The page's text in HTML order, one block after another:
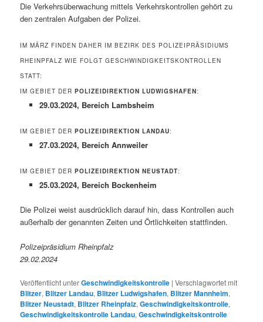
Die Verkehrsüberwachung mittels Verkehrskontrollen gehört zu
den zentralen Aufgaben der Polizei.
IM MÄRZ FINDEN DAHER IM BEZIRK DES POLIZEIPRÄSIDIUMS
RHEINPFALZ WIE FOLGT GESCHWINDIGKEITSKONTROLLEN
STATT:
IM GEBIET DERPOLIZEIDIREKTION LUDWIGSHAFEN:
29.03.2024, Bereich Lambsheim
IM GEBIET DERPOLIZEIDIREKTION LANDAU:
27.03.2024, Bereich Annweiler
IM GEBIET DERPOLIZEIDIREKTION NEUSTADT:
25.03.2024, Bereich Bockenheim
Die Polizei weist ausdrücklich darauf hin, dass Kontrollen auch
außerhalb der genannten Zeiten und Örtlichkeiten stattfinden.
Polizeipräsidium Rheinpfalz
29.02.2024
Veröffentlicht unterGeschwindigkeitskontrolle |Verschlagwortet mit
Blitzer, Blitzer Landau, Blitzer Ludwigshafen, Blitzer Mannheim,
Blitzer Neustadt, Blitzer Rheinpfalz,Geschwindigkeitskontrolle,
Geschwindigkeitskontrolle Landau,Geschwindigkeitskontrolle